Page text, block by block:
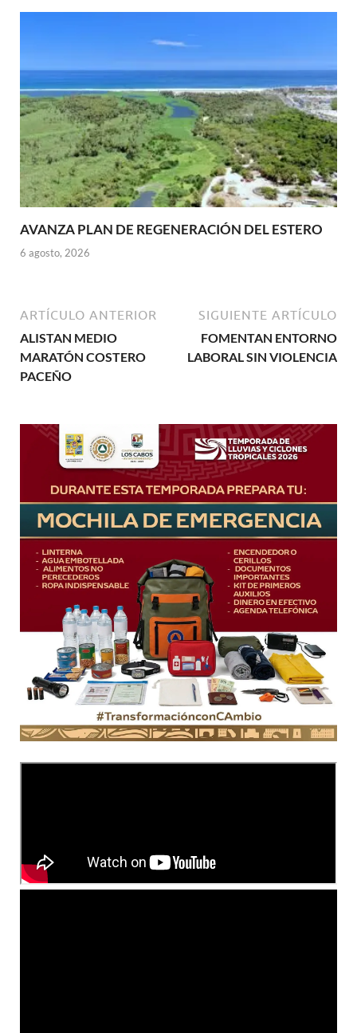
AVANZA PLAN DE REGENERACIÓN DEL ESTERO
6 agosto, 2026
ARTÍCULO ANTERIOR
ALISTAN MEDIO
MARATÓN COSTERO
PACEÑO
SIGUIENTE ARTÍCULO
FOMENTAN ENTORNO
LABORAL SIN VIOLENCIA